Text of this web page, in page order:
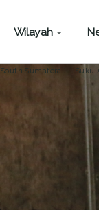
Wilayah
South Sumatera Suku